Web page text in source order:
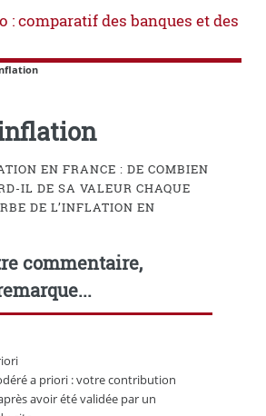
: comparatif des banques et des
EN FRANCE : DE COMBIEN
IL DE SA VALEUR CHAQUE
DE L’INFLATION EN
commentaire,
a priori : votre contribution
avoir été validée par un